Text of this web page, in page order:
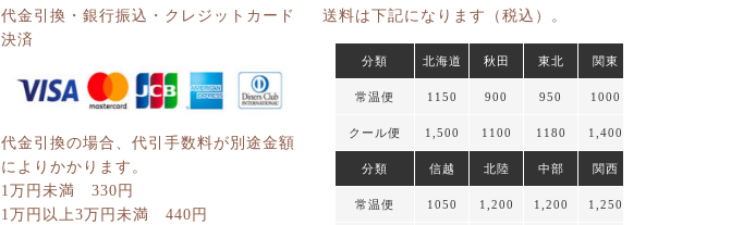
代金引換・銀行振込・クレジットカード
決済
代金引換の場合、代引手数料が別途金額
によりかかります。
1万円未満 330円
1万円以上3万円未満 440円
送料は下記になります（税込）。
分類 北海道 秋田 東北 関東
常温便 1150 900 950 1000
クール便 1,500 1100 1180 1,400
分類 信越 北陸 中部 関西
常温便 1050 1,200 1,200 1,250